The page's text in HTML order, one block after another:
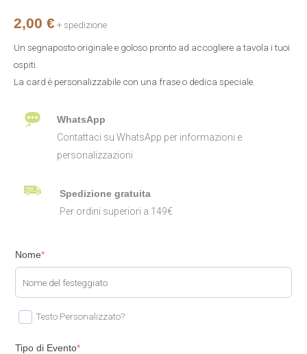
2,00 €+ spedizione
Un segnaposto originale e goloso pronto ad accogliere a tavola i tuoi
ospiti.
La card è personalizzabile con una frase o dedica speciale.
WhatsApp
Contattaci su WhatsApp per informazioni e
personalizzazioni
Spedizione gratuita
Per ordini superiori a 149€
Nome*
Testo Personalizzato?
Tipo di Evento*
quantità